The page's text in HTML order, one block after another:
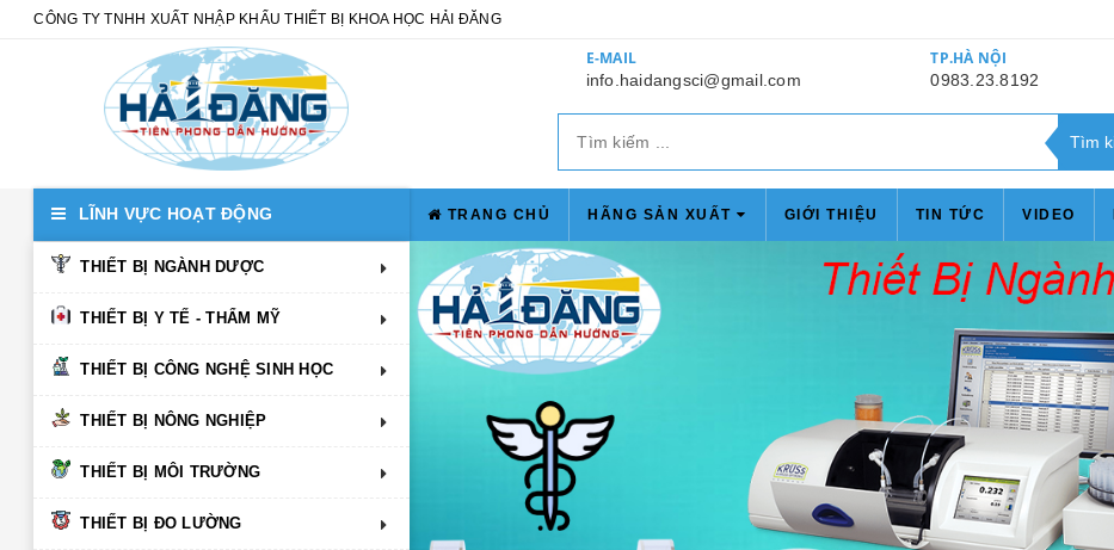
CÔNG TY TNHH XUẤT NHẬP KHẨU THIẾT BỊ KHOA HỌC HẢI ĐĂNG
E-MAIL
info.haidangsci@gmail.com
TP.HÀ NỘI
0983.23.8192
TRANG CHỦ HÃNG SẢN XUẤT GIỚI THIỆU TIN TỨC VIDEO
LĨNH VỰC HOẠT ĐỘNG
THIẾT BỊ NGÀNH DƯỢC
THIẾT BỊ Y TẾ - THẨM MỸ
THIẾT BỊ CÔNG NGHỆ SINH HỌC
THIẾT BỊ NÔNG NGHIỆP
THIẾT BỊ MÔI TRƯỜNG
THIẾT BỊ ĐO LƯỜNG